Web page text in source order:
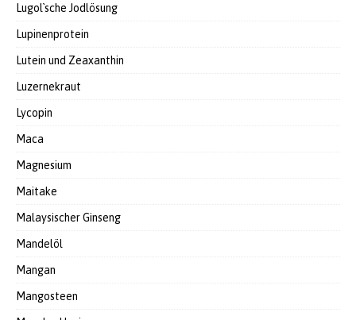
Lugol`sche Jodlösung
Lupinenprotein
Lutein und Zeaxanthin
Luzernekraut
Lycopin
Maca
Magnesium
Maitake
Malaysischer Ginseng
Mandelöl
Mangan
Mangosteen